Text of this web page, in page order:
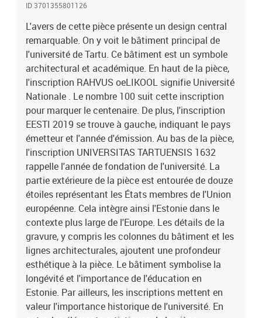
ID 3701355801126
L'avers de cette pièce présente un design central
remarquable. On y voit le bâtiment principal de
l'université de Tartu. Ce bâtiment est un symbole
architectural et académique. En haut de la pièce,
l'inscription RAHVUS oeLIKOOL signifie Université
Nationale . Le nombre 100 suit cette inscription
pour marquer le centenaire. De plus, l'inscription
EESTI 2019 se trouve à gauche, indiquant le pays
émetteur et l'année d'émission. Au bas de la pièce,
l'inscription UNIVERSITAS TARTUENSIS 1632
rappelle l'année de fondation de l'université. La
partie extérieure de la pièce est entourée de douze
étoiles représentant les États membres de l'Union
européenne. Cela intègre ainsi l'Estonie dans le
contexte plus large de l'Europe. Les détails de la
gravure, y compris les colonnes du bâtiment et les
lignes architecturales, ajoutent une profondeur
esthétique à la pièce. Le bâtiment symbolise la
longévité et l'importance de l'éducation en
Estonie. Par ailleurs, les inscriptions mettent en
valeur l'importance historique de l'université. En